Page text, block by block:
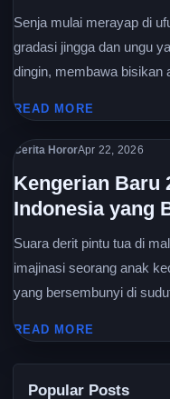
Senja mulai merayap di
gradasi jingga dan ungu
dingin, membawa bisikan
READ MORE
Cerita HororApr 22, 2026
Kengerian Baru
Indonesia yang
Suara derit pintu tua di
imajinasi seorang anak
yang bersembunyi di
READ MORE
Popular Posts